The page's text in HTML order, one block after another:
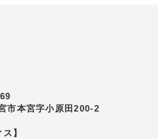
市本宮字小原田200-2
】